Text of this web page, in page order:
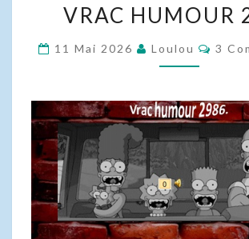
HUMOUR
VRAC HUMOUR
11 Mai 2026 Loulou 3